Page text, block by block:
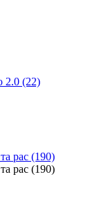
2.0 (22)
рас (190)
рас (190)